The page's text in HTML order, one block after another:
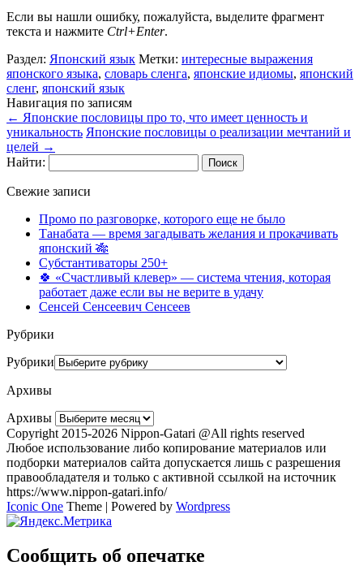
Если вы нашли ошибку, пожалуйста, выделите фрагмент
текста и нажмите Ctrl+Enter.
Раздел: Японский язык Метки: интересные выражения
японского языка, словарь сленга, японские идиомы, японский
сленг, японский язык
Навигация по записям
← Японские пословицы про то, что имеет ценность и
уникальность Японские пословицы о реализации мечтаний и
целей →
Найти:
Свежие записи
Промо по разговорке, которого еще не было
Танабата — время загадывать желания и прокачивать
японский 🎋
Субстантиваторы 250+
🍀 «Счастливый клевер» — система чтения, которая
работает даже если вы не верите в удачу
Сенсей Сенсеевич Сенсеев
Рубрики
Рубрики
Архивы
Архивы
Copyright 2015-2026 Nippon-Gatari @All rights reserved
Любое использование либо копирование материалов или
подборки материалов сайта допускается лишь с разрешения
правообладателя и только с активной ссылкой на источник
https://www.nippon-gatari.info/
Iconic One Theme | Powered by Wordpress
Сообщить об опечатке